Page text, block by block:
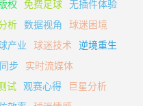
权 免费足球
无插件体验
析 数据视角
球迷困境
产业 球迷技术
逆境重生
步
实时流媒体
试 观赛心得
巨星分析